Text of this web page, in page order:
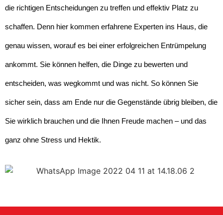
die richtigen Entscheidungen zu treffen und effektiv Platz zu
schaffen. Denn hier kommen erfahrene Experten ins Haus, die
genau wissen, worauf es bei einer erfolgreichen Entrümpelung
ankommt. Sie können helfen, die Dinge zu bewerten und
entscheiden, was wegkommt und was nicht. So können Sie
sicher sein, dass am Ende nur die Gegenstände übrig bleiben, die
Sie wirklich brauchen und die Ihnen Freude machen – und das
ganz ohne Stress und Hektik.